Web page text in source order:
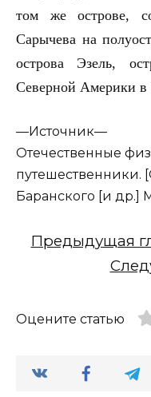
том же острове,
Сарычева на
острова Эзель,
Северной Америки в
—Источник—
Отечественные
путешественники.
Баранского [и др.]
Предыдущая
Оцените статью